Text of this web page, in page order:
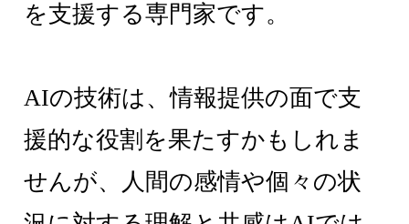
を支援する専門家です。
AIの技術は、情報提供の面で支
援的な役割を果たすかもしれま
せんが、人間の感情や個々の状